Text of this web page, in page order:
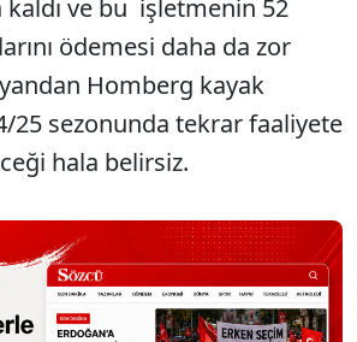
kaldı ve bu işletmenin 52
ödemesi daha da zor
Homberg kayak
25 sezonunda tekrar faaliyete
hala belirsiz.